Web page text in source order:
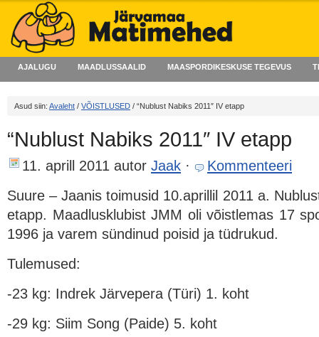
AJALUGU MAADLUSSAALID MAASPORDIKESKUSE TEGEVUS
Asud siin: Avaleht / VÕISTLUSED / “Nublust Nabiks 2011″ IV etapp
“Nublust Nabiks 2011″ IV etapp
11. aprill 2011 autor Jaak ·
Kommenteeri
Suure – Jaanis toimusid 10.aprillil 2011 a.
etapp. Maadlusklubist JMM oli võistlemas 17
1996 ja varem sündinud poisid ja tüdrukud.
Tulemused:
-23 kg: Indrek Järvepera (Türi) 1. koht
-29 kg: Siim Song (Paide) 5. koht